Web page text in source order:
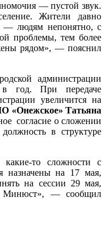
— пустой звук.
Жители давно
— людям непонятно, с
проблемы, тем более
рядом», — пояснил
администрации
год. При передаче
увеличится на
«Онежское» Татьяна
согласие о сложении
в структуре
то сложности с
назначены на 17 мая,
на сессии 29 мая,
Минюст», — сообщил